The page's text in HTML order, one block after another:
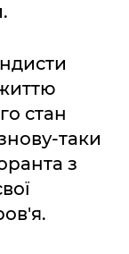
стан
таки
з